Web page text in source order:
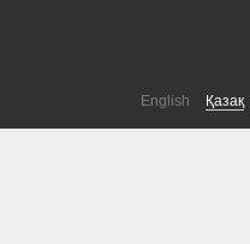
English Қазақ